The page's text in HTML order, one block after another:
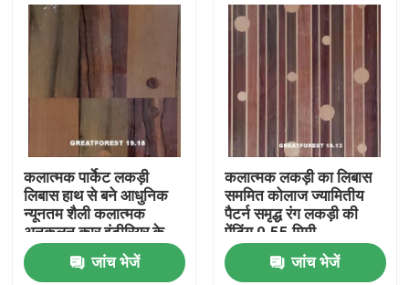
घर
उत्पाद
कलात्मक पार्केट लकड़ी
लिबास हाथ से बने आधुनिक
न्यूनतम शैली कलात्मक
अनुकूलन कार इंटीरियर के
लिए
जांच भेजें
कलात्मक लकड़ी का लिबास
सममित कोलाज ज्यामितीय
पैटर्न समृद्ध रंग लकड़ी की
पेंटिंग 0.55 मिमी
जांच भेजें